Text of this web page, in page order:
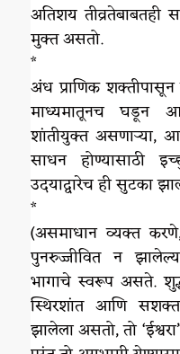
अतिशय
मुक्त असतो.
*
अंध प्राणिक शक्तीपासून
माध्यमातूनच घडून
शांतीयुक्त असणाऱ्या,
साधन होण्यासाठी
उदयाद्वारेच ही सुटका
*
(असमाधान व्यक्त करणे,
पुनरुज्जीवित न
भागाचे स्वरूप असते.
स्थिरशांत आणि सशक्त
झालेला असतो, तो